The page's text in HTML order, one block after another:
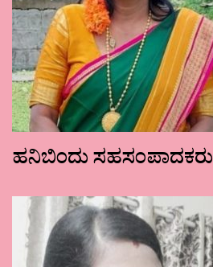
ಹನಿಬಿಂದು ಸಹಸಂಪಾದಕರು